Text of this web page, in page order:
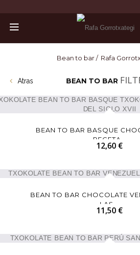
Bean to
Bean to bar / Rafa
Atras BEAN TO BAR
BEAN TO BAR BASQUE
RECETA...
12,60 €
BEAN TO BAR CHOCOLATE
LAS...
11,50 €